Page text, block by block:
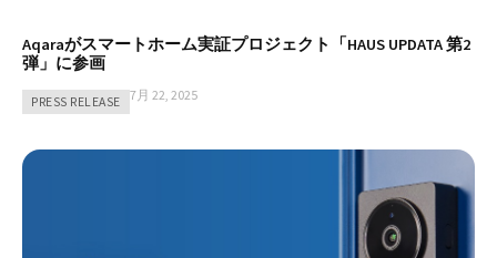
PRESS RELEASE
Aqaraがスマートホーム実証プロジェクト「HAUS UPDATA 第2
弾」に参画
7月 22, 2025